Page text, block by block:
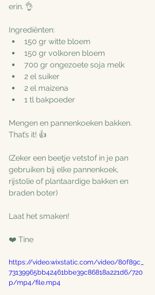
erin. 👌
Ingrediënten:
150 gr witte bloem
150 gr volkoren bloem
700 gr ongezoete soja melk
2 el suiker
2 el maizena
1 tl bakpoeder
Mengen en pannenkoeken bakken.
That’s it! 👍
(Zeker een beetje vetstof in je pan
gebruiken bij elke pannenkoek,
rijstolie of plantaardige bakken en
braden boter)
Laat het smaken!
❤️ Tine
https://video.wixstatic.com/video/80f89c_
73139965bb42461bbe39c86818a221d6/720
p/mp4/file.mp4